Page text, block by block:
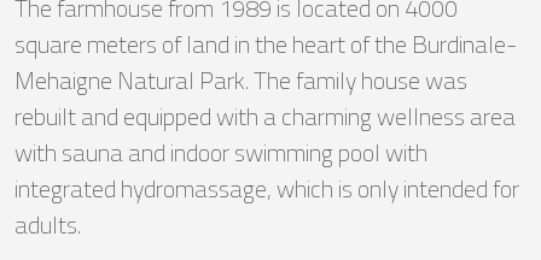
The farmhouse from 1989 is located on 4000
square meters of land in the heart of the Burdinale-
Mehaigne Natural Park. The family house was
rebuilt and equipped with a charming wellness area
with sauna and indoor swimming pool with
integrated hydromassage, which is only intended for
adults.